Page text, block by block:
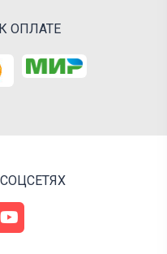
ОПЛАТЕ
СОЦСЕТЯХ